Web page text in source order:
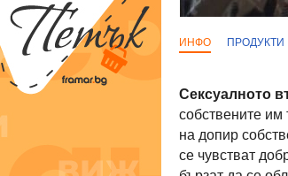
ИНФО ПРОДУКТИ
Сексуалното
собствените им
на допир
се чувстват